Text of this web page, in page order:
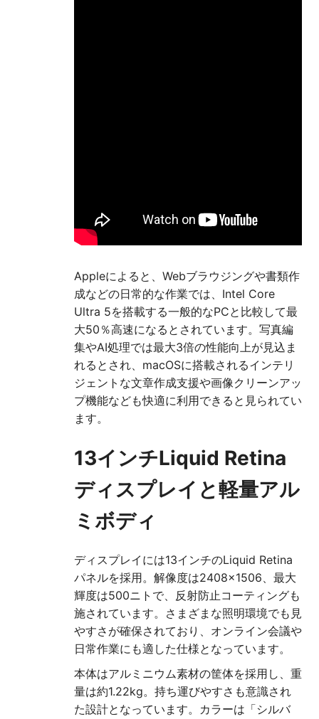
Appleによると、Webブラウジングや書類作
成などの日常的な作業では、Intel Core
Ultra 5を搭載する一般的なPCと比較して最
大50％高速になるとされています。写真編
集やAI処理では最大3倍の性能向上が見込ま
れるとされ、macOSに搭載されるインテリ
ジェントな文章作成支援や画像クリーンアッ
プ機能なども快適に利用できると見られてい
ます。
13インチLiquid Retina
ディスプレイと軽量アル
ミボディ
ディスプレイには13インチのLiquid Retina
パネルを採用。解像度は2408×1506、最大
輝度は500ニトで、反射防止コーティングも
施されています。さまざまな照明環境でも見
やすさが確保されており、オンライン会議や
日常作業にも適した仕様となっています。
本体はアルミニウム素材の筐体を採用し、重
量は約1.22kg。持ち運びやすさも意識され
た設計となっています。カラーは「シルバ